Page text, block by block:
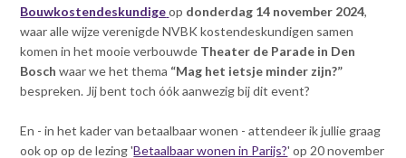
Bouwkostendeskundige op donderdag 14 november 2024,
waar alle wijze verenigde NVBK kostendeskundigen samen
komen in het mooie verbouwde Theater de Parade in Den
Bosch waar we het thema “Mag het ietsje minder zijn?”
bespreken. Jij bent toch óók aanwezig bij dit event?
En - in het kader van betaalbaar wonen - attendeer ik jullie graag
ook op op de lezing 'Betaalbaar wonen in Parijs?' op 20 november